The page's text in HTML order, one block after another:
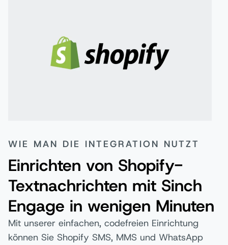
WIE MAN DIE INTEGRATION NUTZT
Einrichten von Shopify-
Textnachrichten mit Sinch
Engage in wenigen Minuten
Mit unserer einfachen, codefreien Einrichtung
können Sie Shopify SMS, MMS und WhatsApp